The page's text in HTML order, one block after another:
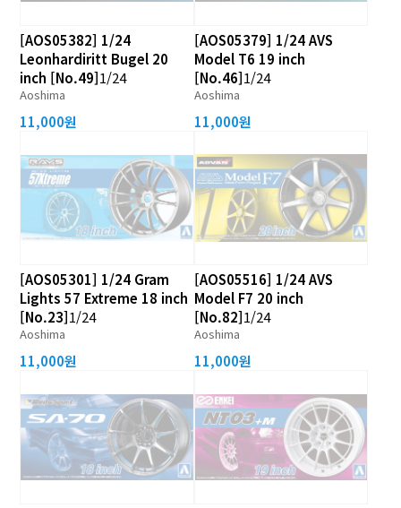
[AOS05382] 1/24
Leonhardiritt Bugel 20
inch [No.49]1/24
Aoshima
11,000원
[AOS05379] 1/24 AVS
Model T6 19 inch
[No.46]1/24
Aoshima
11,000원
[AOS05301] 1/24 Gram
Lights 57 Extreme 18 inch
[No.23]1/24
Aoshima
11,000원
[AOS05516] 1/24 AVS
Model F7 20 inch
[No.82]1/24
Aoshima
11,000원